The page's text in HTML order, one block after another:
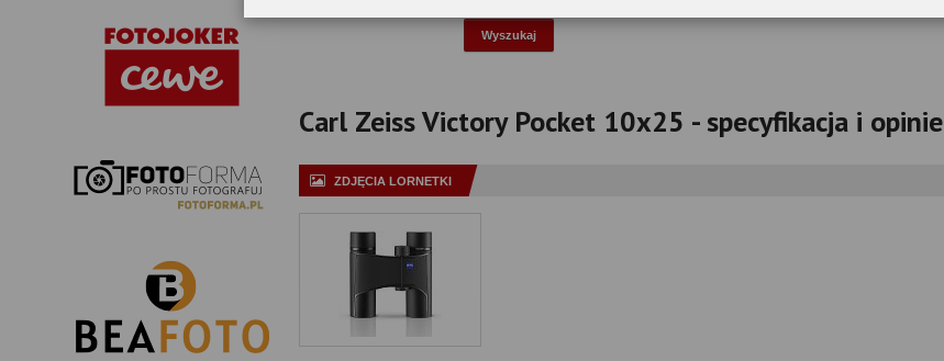
Carl Zeiss Victory Pocket 10x25 - specyfikacja i opinie
ZDJĘCIA LORNETKI